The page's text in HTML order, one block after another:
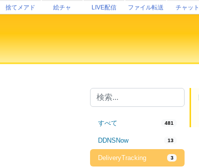
捨てメアド 絵チャ LIVE配信 ファイル転送 チャット
すべて 481
DDNSNow 13
DeliveryTracking 3